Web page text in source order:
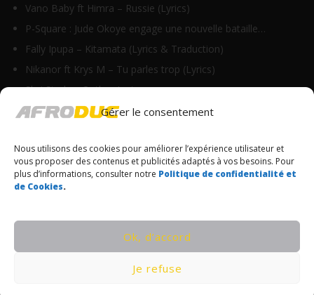
Gérer le consentement
Nous utilisons des cookies pour améliorer l’expérience utilisateur et
vous proposer des contenus et publicités adaptés à vos besoins. Pour
plus d’informations, consulter notre Politique de confidentialité et
de Cookies.
Ok, d’accord
Je refuse
Vano Baby ft Himra – Russie (Lyrics)
P-Square : Jude Okoye engage une nouvelle bataille…
Fally Ipupa – Kitamata (Lyrics & Traduction)
Nikanor ft Krys M – Tu parles trop (Lyrics)
Skzi Starls – Outlaw Lyrics
Burna Boy feat Travis Scott – TaTaTa (Lyrics)
Zuba Ray – Utuntu (Lyrics)
First King feat ⁠Sessimè – Akpa remix (Lyrics)
Elsia Mwadi – Reconnaissance (Lyrics)
© Copyrights Afroduc | Tous droits réservés
POLITIQUE DE CONFIDENTIALITÉ